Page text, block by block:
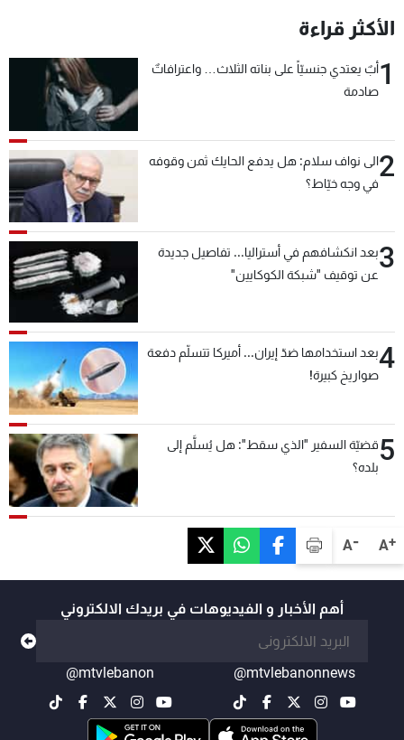
A+
A-
الأكثر قراءة
1أبٌ يعتدي جنسيّاً على بناته الثلاث… واعترافاتٌ
صادمة
2الى نواف سلام: هل يدفع الحايك ثمن وقوفه
في وجه خيّاط؟
3بعد انكشافهم في أستراليا... تفاصيل جديدة
عن توقيف "شبكة الكوكايين"
4بعد استخدامها ضدّ إيران... أميركا تتسلّم دفعة
صواريخ كبيرة!
5قضيّة السفير "الذي سقط": هل يُسلَّم إلى
بلده؟
أهم الأخبار و الفيديوهات في بريدك الالكتروني
@mtvlebanonnews
@mtvlebanon